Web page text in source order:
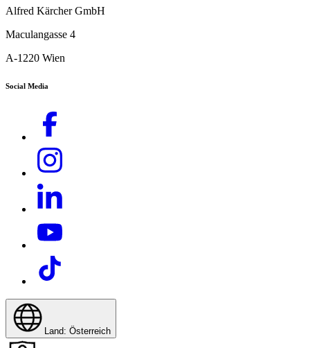
Download PDF
Alfred Kärcher GmbH
Maculangasse 4
A-1220 Wien
Social Media
Land: Österreich